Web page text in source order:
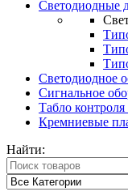
Светодиодные
Светодиодное
Сигнальное
Табло контроля
Кремниевые
Найти: